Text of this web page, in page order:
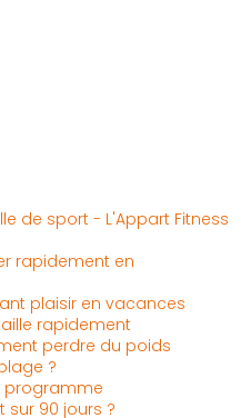
de sport - L'Appart Fitness
rapidement en
plaisir en vacances
rapidement
perdre du poids
?
programme
90 jours ?